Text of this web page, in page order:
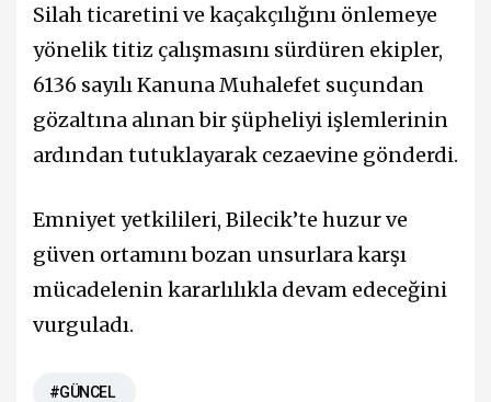
Silah ticaretini ve kaçakçılığını önlemeye
yönelik titiz çalışmasını sürdüren ekipler,
6136 sayılı Kanuna Muhalefet suçundan
gözaltına alınan bir şüpheliyi işlemlerinin
ardından tutuklayarak cezaevine gönderdi.
Emniyet yetkilileri, Bilecik’te huzur ve
güven ortamını bozan unsurlara karşı
mücadelenin kararlılıkla devam edeceğini
vurguladı.
#GÜNCEL